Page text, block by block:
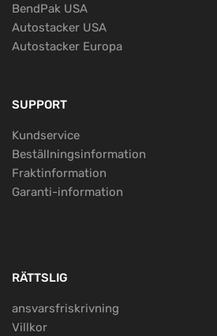
BendPak USA
Autostacker USA
Autostacker Europa
SUPPORT
Kundservice
Beställningsinformation
Fraktinformation
Garanti-information
RÄTTSLIG
ansvarsfriskrivning
Villkor